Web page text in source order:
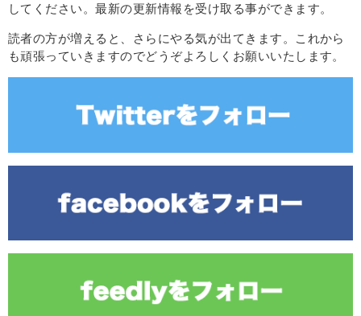
してください。最新の更新情報を受け取る事ができます。
読者の方が増えると、さらにやる気が出てきます。これから
も頑張っていきますのでどうぞよろしくお願いいたします。